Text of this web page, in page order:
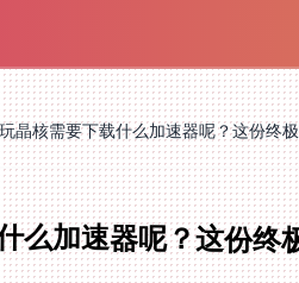
晶核需要下载什么加速器呢？这份终
么加速器呢？这份终